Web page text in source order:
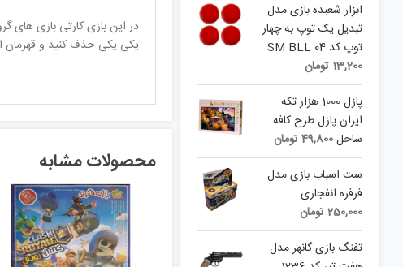
در این بازی کارتی بازی های
یکی یکی حذف کنید و قهرمان
محصولات مشابه
ابزار شعبده بازی مدل
تبدیل یک توپ به چهار
توپ کد SM BLL 04
13,200 تومان
پازل 1000 هزار تکه
ایران پازل طرح کافه
ساحل49,800تومان
ست اسباب بازی مدل
فرفره انفجاری
250,000تومان
تفنگ بازی گانهر مدل